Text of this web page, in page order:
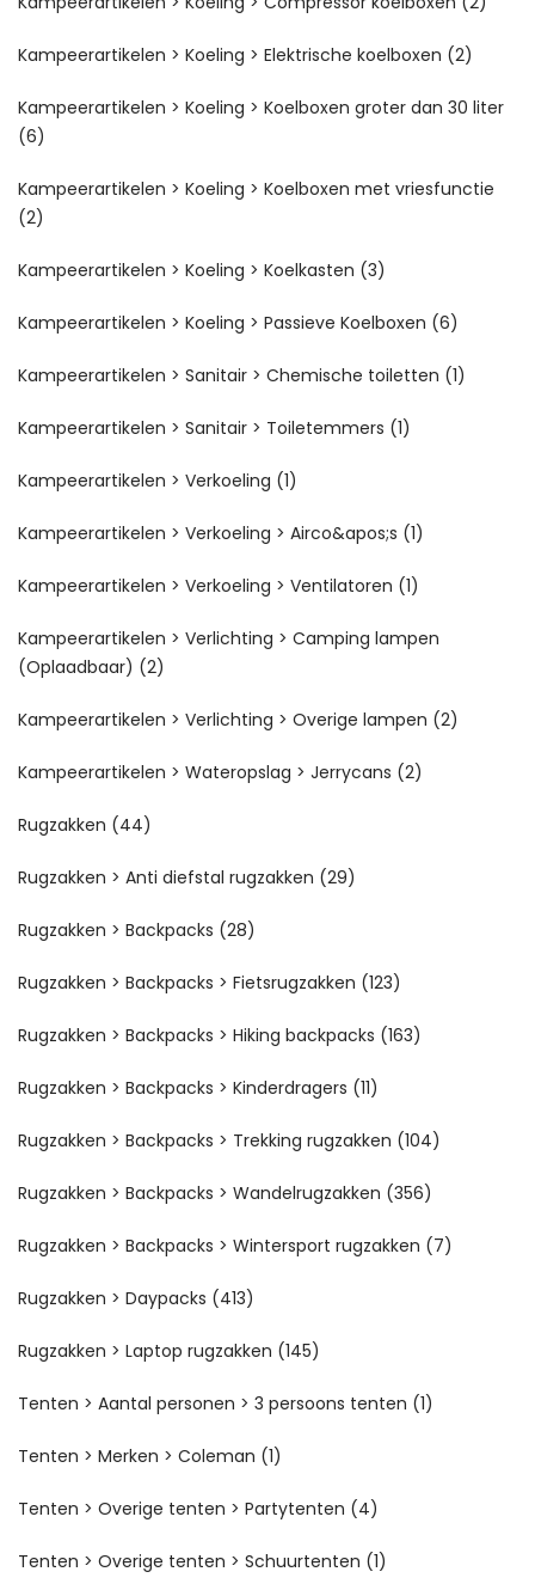
Kampeerartikelen > Koeling > Elektrische koelboxen (2)
Kampeerartikelen > Koeling > Koelboxen groter dan 30 liter
(6)
Kampeerartikelen > Koeling > Koelboxen met vriesfunctie
(2)
Kampeerartikelen > Koeling > Koelkasten (3)
Kampeerartikelen > Koeling > Passieve Koelboxen (6)
Kampeerartikelen > Sanitair > Chemische toiletten (1)
Kampeerartikelen > Sanitair > Toiletemmers (1)
Kampeerartikelen > Verkoeling (1)
Kampeerartikelen > Verkoeling > Airco&apos;s (1)
Kampeerartikelen > Verkoeling > Ventilatoren (1)
Kampeerartikelen > Verlichting > Camping lampen
(Oplaadbaar) (2)
Kampeerartikelen > Verlichting > Overige lampen (2)
Kampeerartikelen > Wateropslag > Jerrycans (2)
Rugzakken (44)
Rugzakken > Anti diefstal rugzakken (29)
Rugzakken > Backpacks (28)
Rugzakken > Backpacks > Fietsrugzakken (123)
Rugzakken > Backpacks > Hiking backpacks (163)
Rugzakken > Backpacks > Kinderdragers (11)
Rugzakken > Backpacks > Trekking rugzakken (104)
Rugzakken > Backpacks > Wandelrugzakken (356)
Rugzakken > Backpacks > Wintersport rugzakken (7)
Rugzakken > Daypacks (413)
Rugzakken > Laptop rugzakken (145)
Tenten > Aantal personen > 3 persoons tenten (1)
Tenten > Merken > Coleman (1)
Tenten > Overige tenten > Partytenten (4)
Tenten > Overige tenten > Schuurtenten (1)